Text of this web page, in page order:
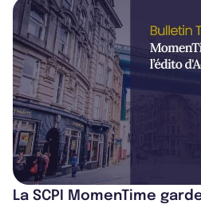
La SCPI MomenTime